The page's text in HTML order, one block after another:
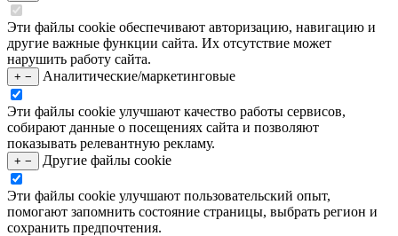
Эти файлы cookie обеспечивают авторизацию, навигацию и
другие важные функции сайта. Их отсутствие может
нарушить работу сайта.
+ − Аналитические/маркетинговые
Эти файлы cookie улучшают качество работы сервисов,
собирают данные о посещениях сайта и позволяют
показывать релевантную рекламу.
+ − Другие файлы cookie
Эти файлы cookie улучшают пользовательский опыт,
помогают запомнить состояние страницы, выбрать регион и
сохранить предпочтения.